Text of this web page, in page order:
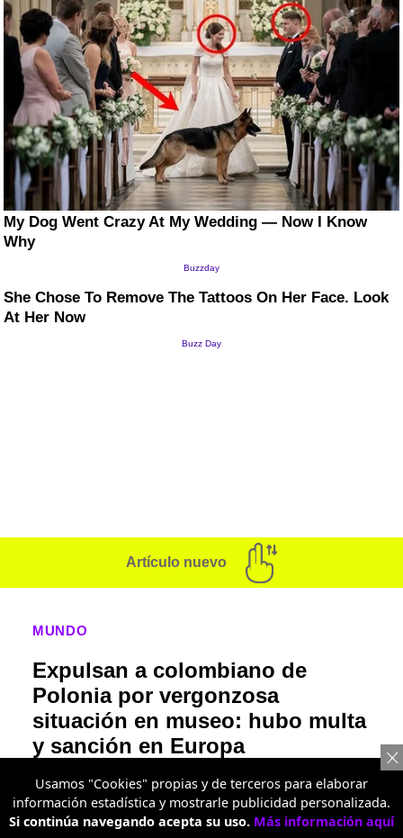
Artículo nuevo
MUNDO
Expulsan a colombiano de
Polonia por vergonzosa
situación en museo: hubo multa
y sanción en Europa
Un caso más que insólito quedó registrado en
el Viejo Continente por el comportamiento de
un visitante que quedó en el ojo del huracán
Usamos "Cookies" propias y de terceros para elaborar
información estadística y mostrarle publicidad personalizada.
Si continúa navegando acepta su uso. Más información aquí